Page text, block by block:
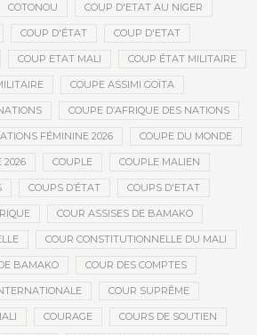
COTONOU COUP D'ETAT AU NIGER
COUP D'ÉTAT COUP D'ETAT
COUP ETAT MALI COUP ÉTAT MILITAIRE
COUPE ASSIMI GOÏTA
COUPE D’AFRIQUE DES NATIONS
FÉMININE 2026 COUPE DU MONDE
2026 COUPLE COUPLE MALIEN
COUPS D’ÉTAT COUPS D'ETAT
COUR ASSISES DE BAMAKO
COUR CONSTITUTIONNELLE DU MALI
BAMAKO COUR DES COMPTES
COUR SUPRÊME
COURAGE COURS DE SOUTIEN